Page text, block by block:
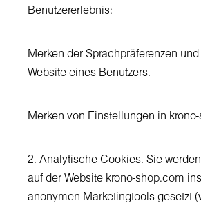
Benutzererlebnis:
Merken der Sprachpräferenzen
Website eines Benutzers.
Merken von Einstellungen in
2. Analytische Cookies. Sie
auf der Website krono-shop.com
anonymen Marketingtools gesetzt